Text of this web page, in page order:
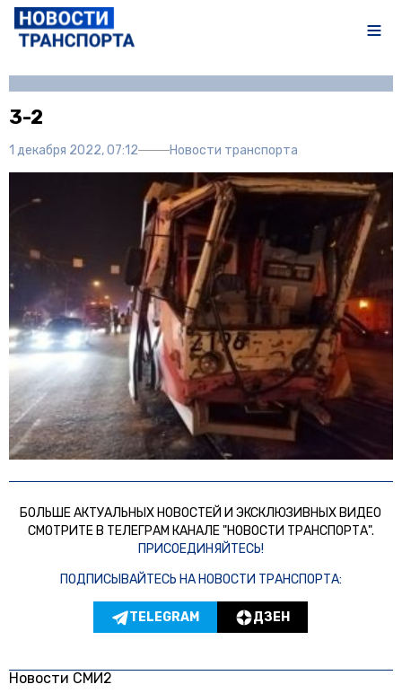
3-2
1 декабря 2022, 07:12 Новости транспорта
БОЛЬШЕ АКТУАЛЬНЫХ НОВОСТЕЙ И ЭКСКЛЮЗИВНЫХ ВИДЕО
СМОТРИТЕ В ТЕЛЕГРАМ КАНАЛЕ "НОВОСТИ ТРАНСПОРТА".
ПРИСОЕДИНЯЙТЕСЬ!
ПОДПИСЫВАЙТЕСЬ НА НОВОСТИ ТРАНСПОРТА:
TELEGRAM ДЗЕН
Новости СМИ2